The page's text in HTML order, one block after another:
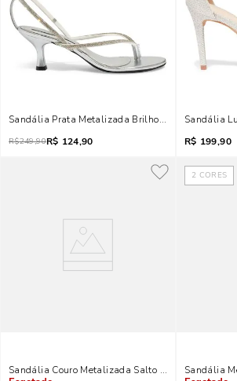
Sandália Prata Metalizada Brilho Salto Baixo
R$249,90R$ 124,90
Sandália
R$ 199,90
Sandália Couro Metalizada Salto Alto Fino Prata
2 CORES
Sandália